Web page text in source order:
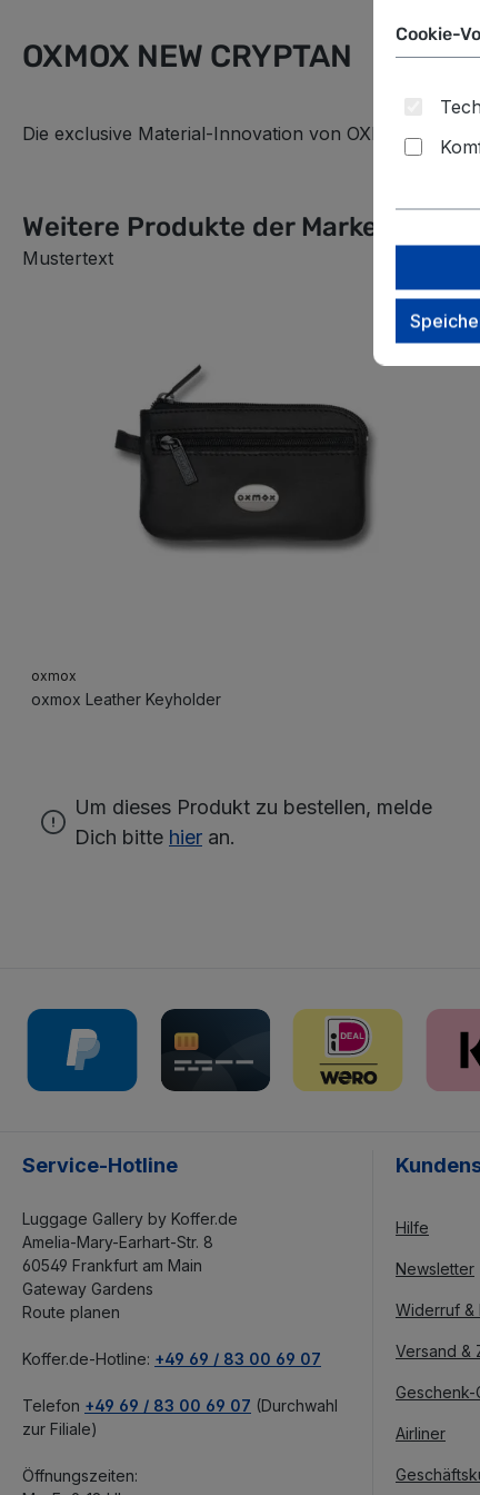
OXMOX NEW CRYPTAN
Die exclusive Material-Innovation von OXMOX: mit
Weitere Produkte der Marke
Mustertext
oxmox
oxmox Leather Keyholder
Um dieses Produkt zu bestellen, melde
Dich bitte hier an.
Service-Hotline
Luggage Gallery by Koffer.de
Amelia-Mary-Earhart-Str. 8
60549 Frankfurt am Main
Gateway Gardens
Route planen
Koffer.de-Hotline: +49 69 / 83 00 69 07
Telefon +49 69 / 83 00 69 07 (Durchwahl
zur Filiale)
Öffnungszeiten:
Hilfe
Newsletter
Widerruf &
Versand &
Geschenk-
Airliner
Cookie-